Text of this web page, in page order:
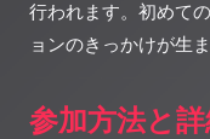
行われます。初めて
ョンのきっかけが生
参加方法と